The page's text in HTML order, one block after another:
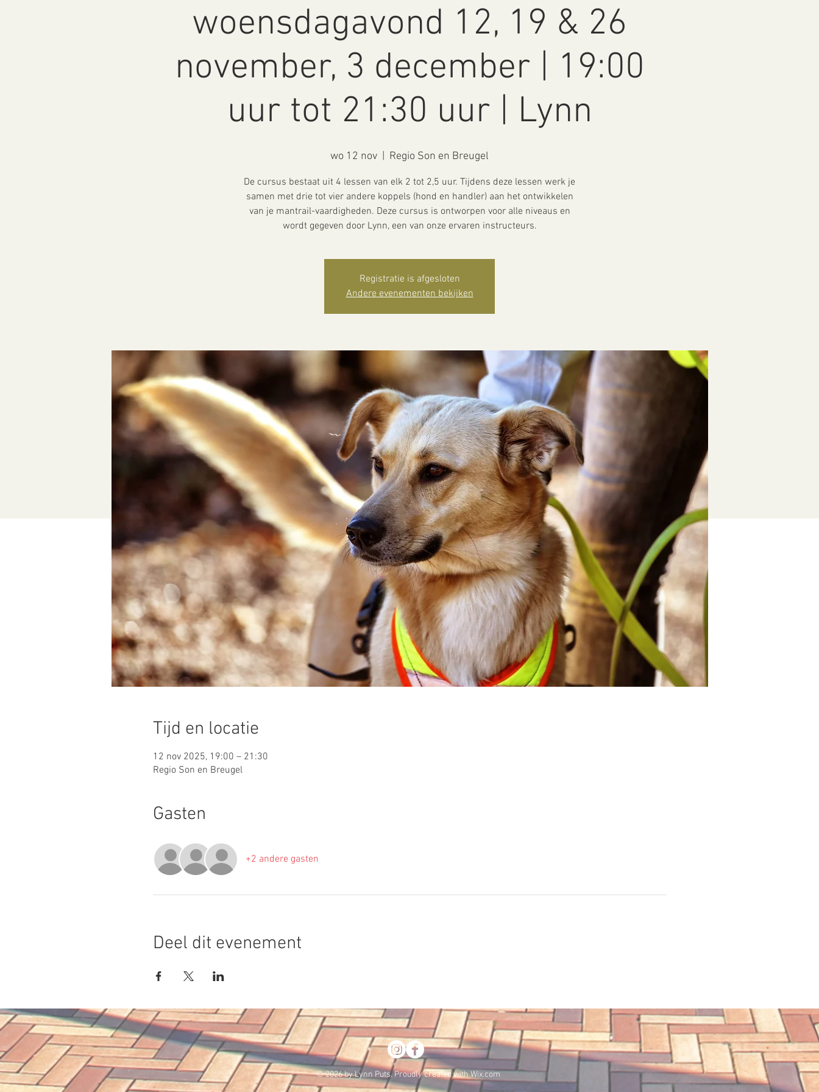
woensdagavond 12, 19 & 26
november, 3 december | 19:00
uur tot 21:30 uur | Lynn
wo 12 nov Regio Son en Breugel
De cursus bestaat uit 4 lessen van elk 2 tot 2,5 uur. Tijdens deze lessen werk je
samen met drie tot vier andere koppels (hond en handler) aan het ontwikkelen
van je mantrail-vaardigheden. Deze cursus is ontworpen voor alle niveaus en
wordt gegeven door Lynn, een van onze ervaren instructeurs.
Registratie is afgesloten
Andere evenementen bekijken
Tijd en locatie
12 nov 2025, 19:00 – 21:30
Regio Son en Breugel
Gasten
+2 andere gasten
Deel dit evenement
© 2026 by Lynn Puts. Proudly created withWix.com